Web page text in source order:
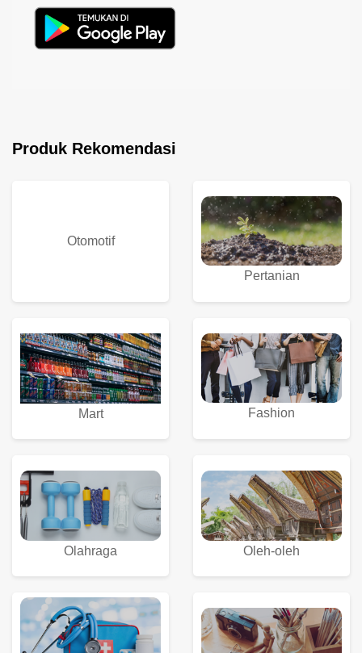
Produk Rekomendasi
Otomotif
Pertanian
Mart Fashion
Olahraga Oleh-oleh